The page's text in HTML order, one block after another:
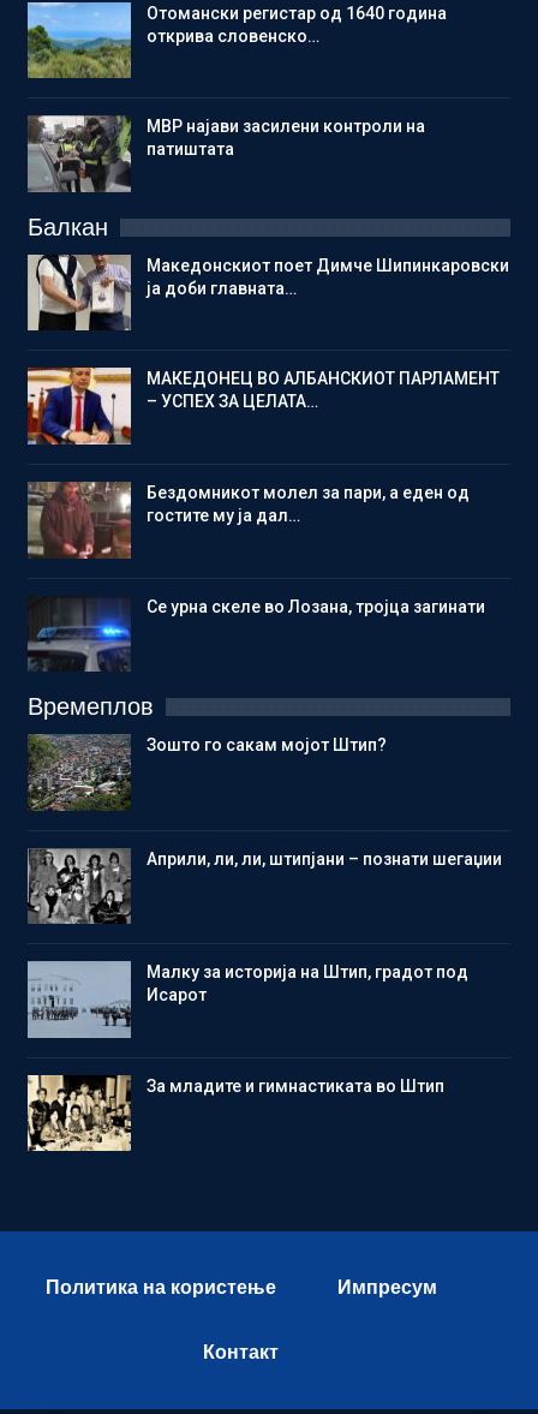
Отомански регистар од 1640 година
открива словенско…
МВР најави засилени контроли на
патиштата
Балкан
Македонскиот поет Димче Шипинкаровски
ја доби главната…
МАКЕДОНЕЦ ВО АЛБАНСКИОТ ПАРЛАМЕНТ
– УСПЕХ ЗА ЦЕЛАТА…
Бездомникот молел за пари, а еден од
гостите му ја дал…
Се урна скеле во Лозана, тројца загинати
Времеплов
Зошто го сакам мојот Штип?
Aприли, ли, ли, штипјани – познати шегаџии
Малку за историја на Штип, градот под
Исарот
Зa младите и гимнастиката во Штип
Политика на користење Импресум
Контакт